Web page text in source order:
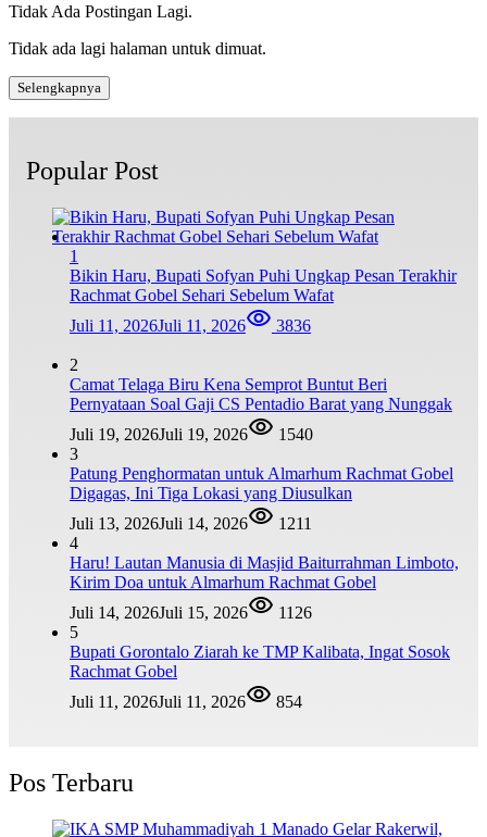
Tidak Ada Postingan Lagi.
Tidak ada lagi halaman untuk dimuat.
Selengkapnya
Popular Post
1
Bikin Haru, Bupati Sofyan Puhi Ungkap Pesan Terakhir
Rachmat Gobel Sehari Sebelum Wafat
Juli 11, 2026Juli 11, 2026 3836
2
Camat Telaga Biru Kena Semprot Buntut Beri
Pernyataan Soal Gaji CS Pentadio Barat yang Nunggak
Juli 19, 2026Juli 19, 2026
1540
3
Patung Penghormatan untuk Almarhum Rachmat Gobel
Digagas, Ini Tiga Lokasi yang Diusulkan
Juli 13, 2026Juli 14, 2026
1211
4
Haru! Lautan Manusia di Masjid Baiturrahman Limboto,
Kirim Doa untuk Almarhum Rachmat Gobel
Juli 14, 2026Juli 15, 2026
1126
5
Bupati Gorontalo Ziarah ke TMP Kalibata, Ingat Sosok
Rachmat Gobel
Juli 11, 2026Juli 11, 2026 854
Pos Terbaru